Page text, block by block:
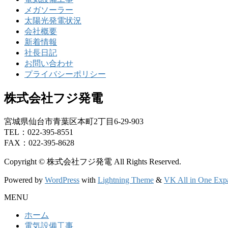
メガソーラー
太陽光発電状況
会社概要
新着情報
社長日記
お問い合わせ
プライバシーポリシー
株式会社フジ発電
宮城県仙台市青葉区本町2丁目6-29-903
TEL：022-395-8551
FAX：022-395-8628
Copyright © 株式会社フジ発電 All Rights Reserved.
Powered by WordPress with Lightning Theme & VK All in One
MENU
ホーム
電気設備工事